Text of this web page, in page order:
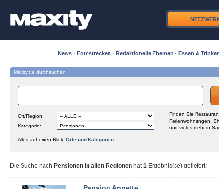
News · Fotostrecken · Redaktionelle Themen · Essen &
Maxity.de durchsuchen
Ort/Region:
Kategorie:
Finden Sie
Ferienwohnungen,
und vieles mehr in
Alles auf einen Blick: Orte und Kategorien
Die Suche nach Pensionen in allen Regionen hat1 Ergebnis(se) geliefert: